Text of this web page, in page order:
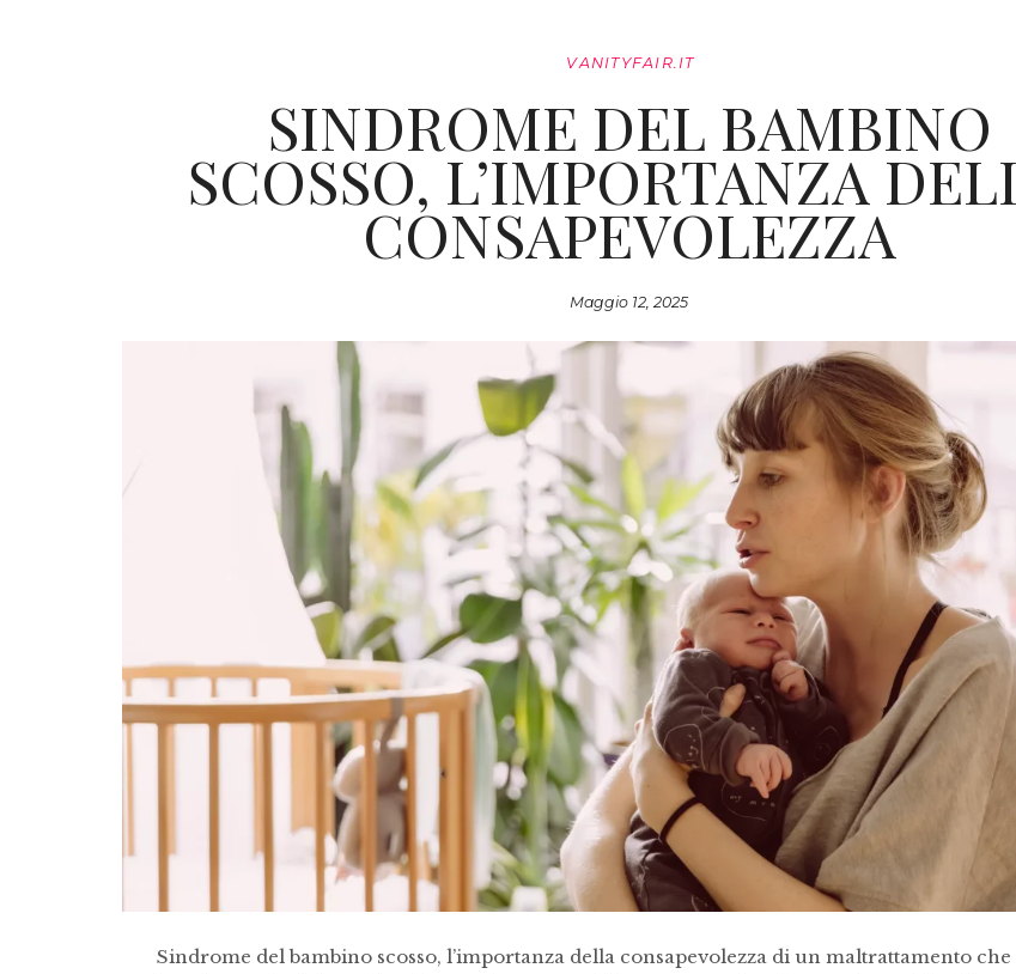
VANITYFAIR.IT
SINDROME DEL BAMBINO
SCOSSO, L’IMPORTANZA
CONSAPEVOLEZZA
Maggio 12, 2025
Sindrome del bambino scosso, l’importanza della consapevolezza di un maltrattamento che